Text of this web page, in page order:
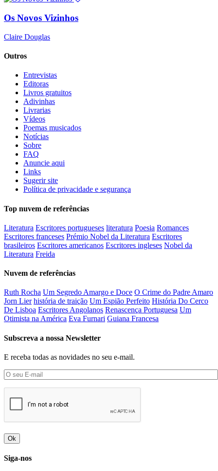
Os Novos Vizinhos
Claire Douglas
Outros
Entrevistas
Editoras
Livros gratuitos
Adivinhas
Livrarias
Vídeos
Poemas musicados
Notícias
Sobre
FAQ
Anuncie aqui
Links
Sugerir site
Política de privacidade e segurança
Top nuvem de referências
Literatura Escritores portugueses literatura Poesia Romances
Escritores franceses Prémio Nobel da Literatura Escritores
brasileiros Escritores americanos Escritores ingleses Nobel da
Literatura Freida
Nuvem de referências
Ruth Rocha Um Segredo Amargo e Doce O Crime do Padre Amaro
Jorn Lier história de traição Um Espião Perfeito História Do Cerco
De Lisboa Escritores Angolanos Renascença Portuguesa Um
Otimista na América Eva Furnari Guiana Francesa
Subscreva a nossa Newsletter
E receba todas as novidades no seu e-mail.
Ok
Siga-nos